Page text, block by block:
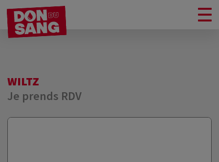
WILTZ
Je prends RDV